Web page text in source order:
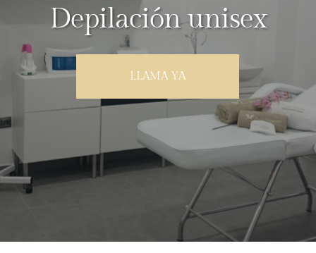
Depilación unisex
LLAMA YA